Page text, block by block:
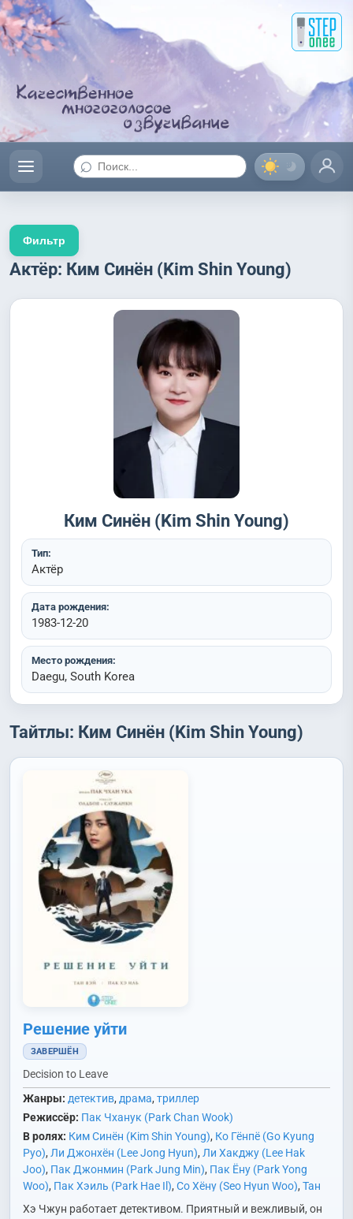
⌕
Актёр: Ким Синён (Kim Shin Young)
Ким Синён (Kim Shin Young)
Тип:
Актёр
Дата рождения:
1983-12-20
Место рождения:
Daegu, South Korea
Тайтлы: Ким Синён (Kim Shin Young)
Решение уйти
ЗАВЕРШЁН
Decision to Leave
Жанры: детектив, драма, триллер
Режиссёр: Пак Чханук (Park Chan Wook)
В ролях: Ким Синён (Kim Shin Young), Ко Гёнпё (Go Kyung
Pyo), Ли Джонхён (Lee Jong Hyun), Ли Хакджу (Lee Hak
Joo), Пак Джонмин (Park Jung Min), Пак Ёну (Park Yong
Woo), Пак Хэиль (Park Hae Il), Со Хёну (Seo Hyun Woo), Тан
Вэй (Tang Wei)
Чон Исо (Jung Yi Seo)
Чон Хадам (Jeong Ha
Хэ Чжун работает детективом. Приятный и вежливый, он
Фильтр